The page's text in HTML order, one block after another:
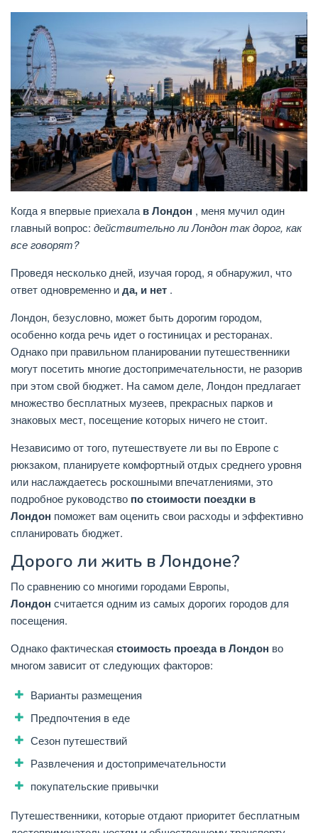
Когда я впервые приехала в Лондон , меня мучил один
главный вопрос: действительно ли Лондон так дорог, как
все говорят?
Проведя несколько дней, изучая город, я обнаружил, что
ответ одновременно ида, и нет .
Лондон, безусловно, может быть дорогим городом,
особенно когда речь идет о гостиницах и ресторанах.
Однако при правильном планировании путешественники
могут посетить многие достопримечательности, не разорив
при этом свой бюджет. На самом деле, Лондон предлагает
множество бесплатных музеев, прекрасных парков и
знаковых мест, посещение которых ничего не стоит.
Независимо от того, путешествуете ли вы по Европе с
рюкзаком, планируете комфортный отдых среднего уровня
или наслаждаетесь роскошными впечатлениями, это
подробное руководство по стоимости поездки в
Лондон поможет вам оценить свои расходы и эффективно
спланировать бюджет.
Дорого ли жить в Лондоне?
По сравнению со многими городами Европы,
Лондон считается одним из самых дорогих городов для
посещения.
Однако фактическая стоимость проезда в Лондон во
многом зависит от следующих факторов:
Варианты размещения
Предпочтения в еде
Сезон путешествий
Развлечения и достопримечательности
покупательские привычки
Путешественники, которые отдают приоритет бесплатным